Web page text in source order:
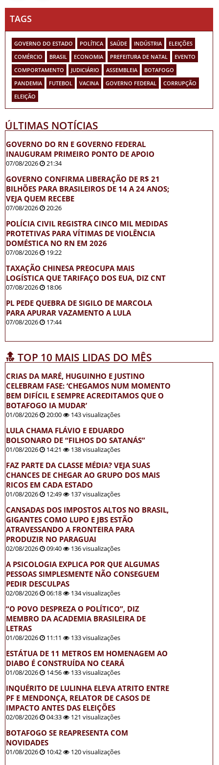
TAGS
GOVERNO DO ESTADO POLÍTICA SAÚDE INDÚSTRIA
ELEIÇÕES
COMÉRCIO
BRASIL ECONOMIA PREFEITURA DE NATAL
EVENTO
COMPORTAMENTO
JUDICIÁRIO ASSEMBLEIA
BOTAFOGO
PANDEMIA
FUTEBOL VACINA GOVERNO FEDERAL
CORRUPÇÃO
ELEIÇÃO
ÚLTIMAS NOTÍCIAS
GOVERNO DO RN E GOVERNO FEDERAL
INAUGURAM PRIMEIRO PONTO DE APOIO
07/08/2026 21:34
GOVERNO CONFIRMA LIBERAÇÃO DE R$ 21
BILHÕES PARA BRASILEIROS DE 14 A 24 ANOS;
VEJA QUEM RECEBE
07/08/2026 20:26
POLÍCIA CIVIL REGISTRA CINCO MIL MEDIDAS
PROTETIVAS PARA VÍTIMAS DE VIOLÊNCIA
DOMÉSTICA NO RN EM 2026
07/08/2026 19:22
TAXAÇÃO CHINESA PREOCUPA MAIS
LOGÍSTICA QUE TARIFAÇO DOS EUA, DIZ CNT
07/08/2026 18:06
PL PEDE QUEBRA DE SIGILO DE MARCOLA
PARA APURAR VAZAMENTO A LULA
07/08/2026 17:44
🔝 TOP 10 MAIS LIDAS DO MÊS
CRIAS DA MARÉ, HUGUINHO E JUSTINO
CELEBRAM FASE: ‘CHEGAMOS NUM MOMENTO
BEM DIFÍCIL E SEMPRE ACREDITAMOS QUE O
BOTAFOGO IA MUDAR’
01/08/2026 20:00 143 visualizações
LULA CHAMA FLÁVIO E EDUARDO
BOLSONARO DE “FILHOS DO SATANÁS”
01/08/2026 14:21 138 visualizações
FAZ PARTE DA CLASSE MÉDIA? VEJA SUAS
CHANCES DE CHEGAR AO GRUPO DOS MAIS
RICOS EM CADA ESTADO
01/08/2026 12:49 137 visualizações
CANSADAS DOS IMPOSTOS ALTOS NO BRASIL,
GIGANTES COMO LUPO E JBS ESTÃO
ATRAVESSANDO A FRONTEIRA PARA
PRODUZIR NO PARAGUAI
02/08/2026 09:40 136 visualizações
A PSICOLOGIA EXPLICA POR QUE ALGUMAS
PESSOAS SIMPLESMENTE NÃO CONSEGUEM
PEDIR DESCULPAS
02/08/2026 06:18 134 visualizações
“O POVO DESPREZA O POLÍTICO”, DIZ
MEMBRO DA ACADEMIA BRASILEIRA DE
LETRAS
01/08/2026 11:11 133 visualizações
ESTÁTUA DE 11 METROS EM HOMENAGEM AO
DIABO É CONSTRUÍDA NO CEARÁ
01/08/2026 14:56 133 visualizações
INQUÉRITO DE LULINHA ELEVA ATRITO ENTRE
PF E MENDONÇA, RELATOR DE CASOS DE
IMPACTO ANTES DAS ELEIÇÕES
02/08/2026 04:33 121 visualizações
BOTAFOGO SE REAPRESENTA COM
NOVIDADES
01/08/2026 10:42 120 visualizações